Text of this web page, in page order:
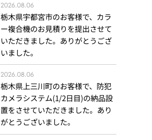
2026.08.06
栃木県宇都宮市のお客様で、カラ
ー複合機のお見積りを提出させて
いただきました。ありがとうござ
いました。
2026.08.06
栃木県上三川町のお客様で、防犯
カメラシステム(1/2日目)の納品設
置をさせていただきました。あり
がとうございました。